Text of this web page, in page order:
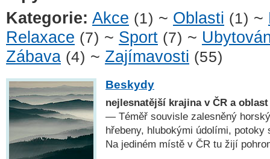
Kategorie: Akce (1) ~ Oblasti (1) ~
Relaxace (7) ~ Sport (7) ~
Zábava (4) ~ Zajímavosti (55)
Beskydy
nejlesnatější krajina v ČR a
— Téměř souvisle zalesněný
hřebeny, hlubokými údolími, potoky
Na jediném místě v ČR tu žijí